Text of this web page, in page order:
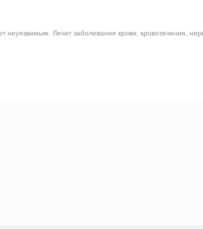
неуязвимым. Лечит заболевания крови, кровотечения,